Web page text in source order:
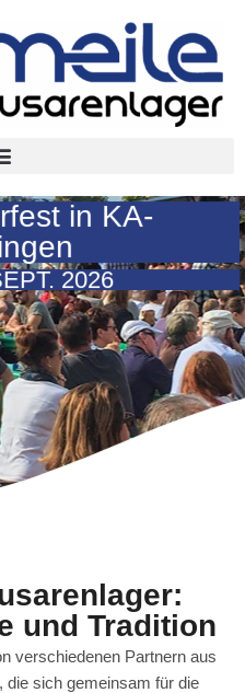
in KA-
2026
und Tradition
verschiedenen Partnern aus
die sich gemeinsam für die